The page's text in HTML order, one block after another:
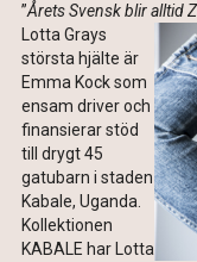
”Årets Svensk blir alltid
Lotta Grays
största hjälte är
Emma Kock som
ensam driver och
finansierar stöd
till drygt 45
gatubarn i staden
Kabale, Uganda.
Kollektionen
KABALE har Lotta